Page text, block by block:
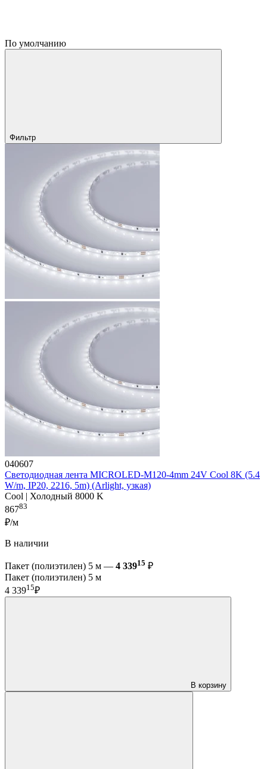
По умолчанию
Фильтр
040607
Светодиодная лента MICROLED-M120-4mm 24V Cool 8K (5.4
W/m, IP20, 2216, 5m) (Arlight, узкая)
Cool | Холодный 8000 K
86783
₽/м
В наличии
Пакет (полиэтилен) 5 м — 4 33915 ₽
Пакет (полиэтилен) 5 м
4 33915₽
В корзину